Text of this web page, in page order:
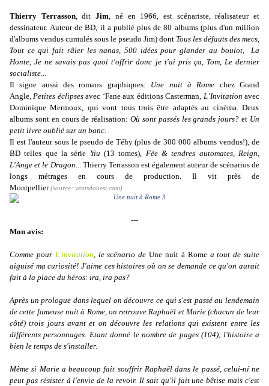
Thierry Terrasson, ditJim , né en 1966, est scénariste, réalisateur et
dessinateur. Auteur de BD, il a publié plus de 80 albums (plus d'un million
d'albums vendus cumulés sous le pseudo Jim) dont Tous les défauts des mecs,
Tout ce qui fait râler les nanas, 500 idées pour glander au boulot, La
Honte, Je ne savais pas quoi t'offrir donc je t'ai pris ça, Tom, Le dernier
socialiste...
Il signe aussi des romans graphiques: Une nuit à Rome chez Grand
Angle, Petites éclipsesavec ‘Fane aux éditions Casterman, L’Invitation avec
Dominique Mermoux, qui vont tous trois être adaptés au cinéma. Deux
albums sont en cours de réalisation: Où sont passés les grands jours? et Un
petit livre oublié sur un banc
Il est l'auteur sous le pseudo de Téhy (plus de 300 000 albums vendus!), de
BD telles que la série Yiu (13 tomes), Fée & tendres automates, Reign,
L'Ange et le Dragon ... Thierry Terrasson est également auteur de scénarios de
longs métrages en cours de production. Il vit près de
Montpellier(source: ventsdouest.com).
---
Mon avis:
Comme pour L'invitation , le scénario deUne nuit à Romea tout de suite
aiguisé ma curiosité! J'aime ces histoires où on se demande ce qu'on aurait
fait à la place du héros: ira, ira pas?
Après un prologue dans lequel on découvre ce qui s'est passé au lendemain
de cette fameuse nuit à Rome, on retrouve Raphaël et Marie (chacun de leur
côté) trois jours avant et on découvre les relations qui existent entre les
différents personnages. Etant donné le nombre de pages (104), l'histoire a
bien le temps de s'installer.
Même si Marie a beaucoup fait souffrir Raphaël dans le passé, celui-ni ne
peut pas résister à l'envie de la revoir. Il sait qu'il fait une bêtise mais c'est